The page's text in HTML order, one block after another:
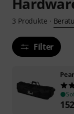
3 Produkte ·
Filter
152